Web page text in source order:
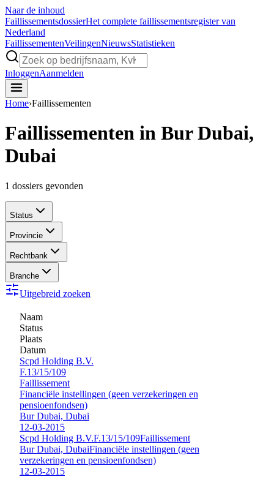
Naar de inhoud
FaillissementsdossierHet complete faillissementsregister van
Nederland
FaillissementenVeilingenNieuwsStatistieken
InloggenAanmelden
Home›Faillissementen
Faillissementen in Bur Dubai,
Dubai
1 dossiers gevonden
Status
Provincie
Rechtbank
Branche
Uitgebreid zoeken
Naam
Status
Plaats
Datum
Scpd Holding B.V.
F.13/15/109
Faillissement
Financiële instellingen (geen verzekeringen en
pensioenfondsen)
Bur Dubai, Dubai
12-03-2015
Scpd Holding B.V.F.13/15/109Faillissement
Bur Dubai, DubaiFinanciële instellingen (geen
verzekeringen en pensioenfondsen)
12-03-2015